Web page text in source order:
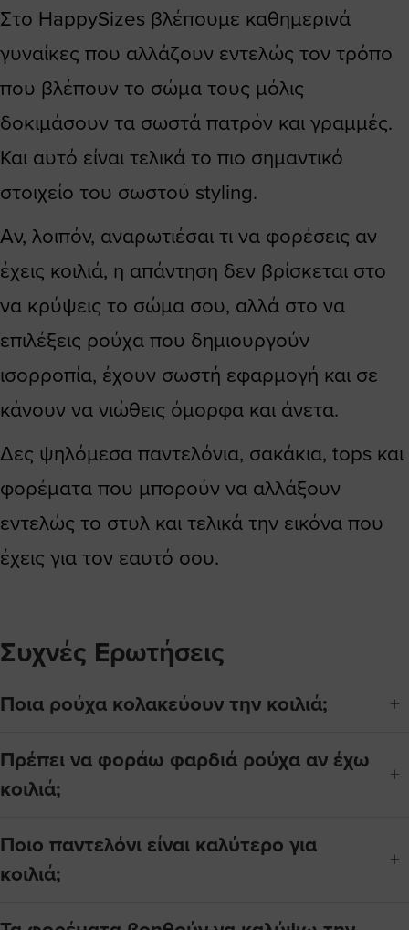
Στο HappySizes βλέπουμε καθημερινά
γυναίκες που αλλάζουν εντελώς τον τρόπο
που βλέπουν το σώμα τους μόλις
δοκιμάσουν τα σωστά πατρόν και γραμμές.
Και αυτό είναι τελικά το πιο σημαντικό
στοιχείο του σωστού styling.
Αν, λοιπόν, αναρωτιέσαι τι να φορέσεις αν
έχεις κοιλιά, η απάντηση δεν βρίσκεται στο
να κρύψεις το σώμα σου, αλλά στο να
επιλέξεις ρούχα που δημιουργούν
ισορροπία, έχουν σωστή εφαρμογή και σε
κάνουν να νιώθεις όμορφα και άνετα.
Δες ψηλόμεσα παντελόνια, σακάκια, tops και
φορέματα που μπορούν να αλλάξουν
εντελώς το στυλ και τελικά την εικόνα που
έχεις για τον εαυτό σου.
Συχνές Ερωτήσεις
Ποια ρούχα κολακεύουν την κοιλιά;
Πρέπει να φοράω φαρδιά ρούχα αν έχω
κοιλιά;
Ποιο παντελόνι είναι καλύτερο για
κοιλιά;